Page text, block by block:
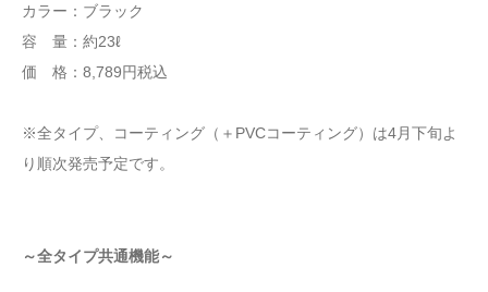
カラー：ブラック
容 量：約23ℓ
価 格：8,789円税込
※全タイプ、コーティング（＋PVCコーティング）は4月下旬よ
り順次発売予定です。
～全タイプ共通機能～